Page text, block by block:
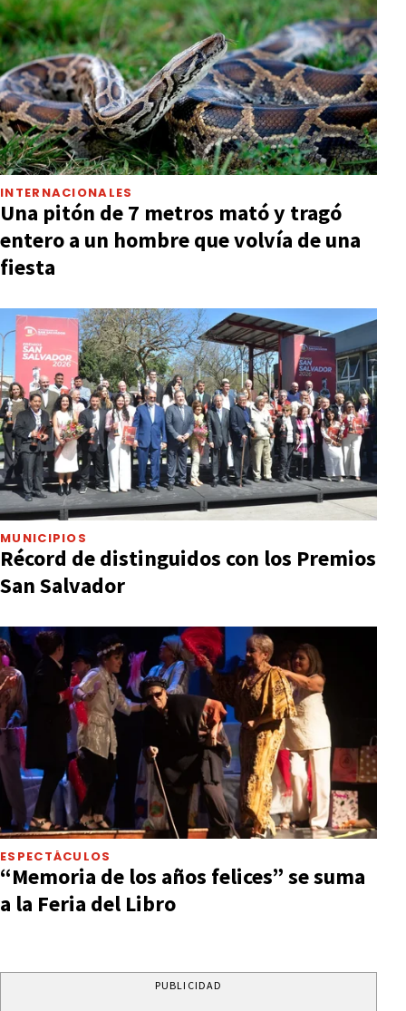
INTERNACIONALES
Una pitón de 7 metros mató y tragó
entero a un hombre que volvía de una
fiesta
MUNICIPIOS
Récord de distinguidos con los Premios
San Salvador
ESPECTÁCULOS
“Memoria de los años felices” se suma
a la Feria del Libro
PUBLICIDAD